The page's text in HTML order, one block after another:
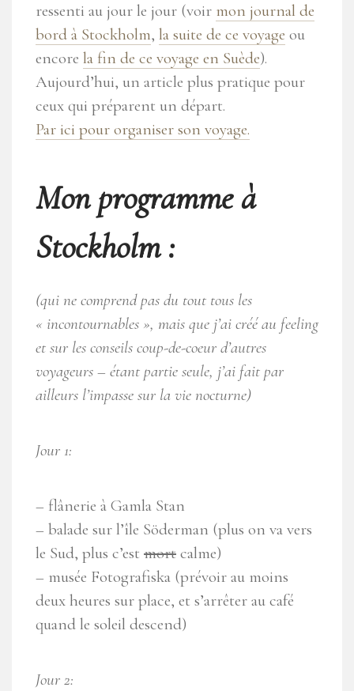
ressenti au jour le jour (voir mon journal de
bord à Stockholm, la suite de ce voyage ou
encore la fin de ce voyage en Suède).
Aujourd’hui, un article plus pratique pour
ceux qui préparent un départ.
Par ici pour organiser son voyage.
Mon programme à
Stockholm :
(qui ne comprend pas du tout tous les
« incontournables », mais que j’ai créé au feeling
et sur les conseils coup-de-coeur d’autres
voyageurs – étant partie seule, j’ai fait par
ailleurs l’impasse sur la vie nocturne)
Jour 1:
– flânerie à Gamla Stan
– balade sur l’île Söderman (plus on va vers
le Sud, plus c’est mort calme)
– musée Fotografiska (prévoir au moins
deux heures sur place, et s’arrêter au café
quand le soleil descend)
Jour 2: